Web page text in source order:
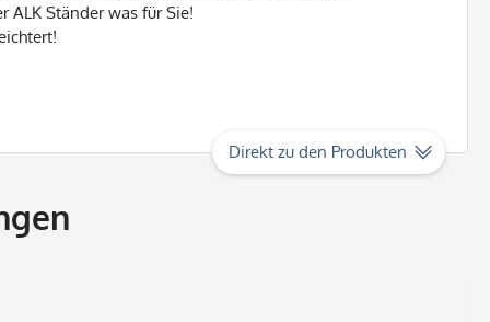
ALK Ständer was für Sie!
Direkt zu den Produkten